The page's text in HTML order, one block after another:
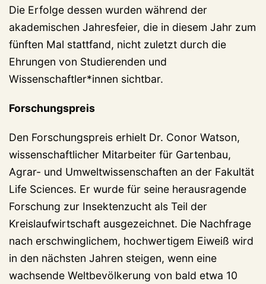
Die Erfolge dessen wurden während der
akademischen Jahresfeier, die in diesem Jahr zum
fünften Mal stattfand, nicht zuletzt durch die
Ehrungen von Studierenden und
Wissenschaftler*innen sichtbar.
Forschungspreis
Den Forschungspreis erhielt Dr. Conor Watson,
wissenschaftlicher Mitarbeiter für Gartenbau,
Agrar- und Umweltwissenschaften an der Fakultät
Life Sciences. Er wurde für seine herausragende
Forschung zur Insektenzucht als Teil der
Kreislaufwirtschaft ausgezeichnet. Die Nachfrage
nach erschwinglichem, hochwertigem Eiweiß wird
in den nächsten Jahren steigen, wenn eine
wachsende Weltbevölkerung von bald etwa 10